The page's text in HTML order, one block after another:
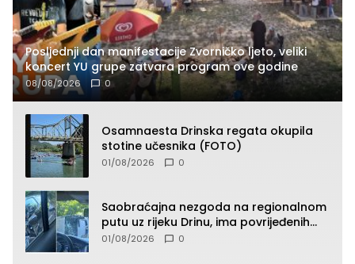
Posljednji dan manifestacije Zvorničko ljeto, veliki
koncert YU grupe zatvara program ove godine
08/08/2026 0
Osamnaesta Drinska regata okupila
stotine učesnika (FOTO)
01/08/2026 0
Saobraćajna nezgoda na regionalnom
putu uz rijeku Drinu, ima povrijeđenih
lica (FOTO)
01/08/2026 0